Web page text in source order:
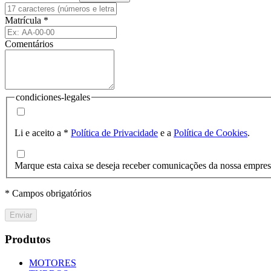
Matrícula *
Comentários
condiciones-legales
Li e aceito a * Política de Privacidade e a Política de Cookies.
Marque esta caixa se deseja receber comunicações da nossa
* Campos obrigatórios
Enviar
Produtos
MOTORES